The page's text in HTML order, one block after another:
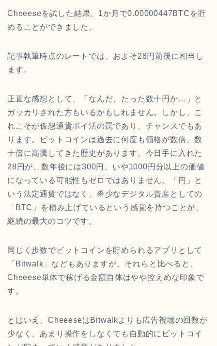
Cheeeseを試した結果、1か月で0.00000447BTCを貯
めることができました。
記事執筆時点のレートでは、およそ28円前後に相当し
ます。
正直な感想として、「なんだ、たった数十円か…」と
ガッカリされた方もいるかもしれません。しかし、こ
れこそが仮想通貨ポイ活の罠であり、チャンスでもあ
ります。ビットコインは過去に何度も価格が数倍、数
十倍に高騰してきた歴史があります。今日手に入れた
28円が、数年後には300円、いや1000円分以上の価値
になっている可能性もゼロではありません。「円」と
いう法定通貨ではなく、希少なデジタル資産としての
「BTC」を積み上げているという感覚を持つことが、
継続の最大のコツです。
同じく歩数でビットコインを貯められるアプリとして
「Bitwalk」などもありますが、それらと比べると、
Cheeese単体で稼げる金額自体はやや控えめな印象で
す。
とはいえ、CheeeseはBitwalkよりも広告視聴の回数が
少なく、あまり操作をしなくても自動的にビットコイ